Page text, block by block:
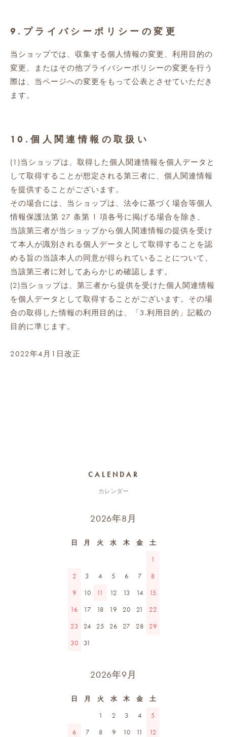
9.プライバシーポリシーの変更
当ショップでは、収集する個人情報の変更、利用目的の
変更、またはその他プライバシーポリシーの変更を行う
際は、当ページへの変更をもって公表とさせていただき
ます。
10.個人関連情報の取扱い
(1)当ショップは、取得した個人関連情報を個人データと
して取得することが想定される第三者に、個人関連情報
を提供することがございます。
その場合には、当ショップは、法令に基づく場合等個人
情報保護法第 27 条第 1 項各号に掲げる場合を除き、
当該第三者が当ショップから個人関連情報の提供を受け
て本人が識別される個人データとして取得することを認
める旨の当該本人の同意が得られていることについて、
当該第三者に対してあらかじめ確認します。
(2)当ショップは、第三者から提供を受けた個人関連情報
を個人データとして取得することがございます。その場
合の取得した情報の利用目的は、「3.利用目的」記載の
目的に準じます。
2022年4月1日改正
CALENDAR
カレンダー
2026年8月
日 月 火 水 木 金
土
1
2
3 4 5 6 7
8
9
10 11 12 13 14
15
16
17 18 19 20 21
22
23
24 25 26 27 28
29
30
31
2026年9月
日 月 火 水 木 金
土
1
2 3 4
5
6
7 8 9 10 11
12